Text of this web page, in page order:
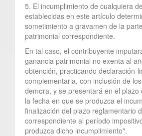
5. El incumplimiento de cualquiera
establecidas en este artículo
sometimiento a gravamen de la
patrimonial correspondiente.
En tal caso, el contribuyente
ganancia patrimonial no exenta al
obtención, practicando declaración-
complementaria, con inclusión de
demora, y se presentará en el plazo
la fecha en que se produzca el
finalización del plazo reglamentario
correspondiente al período
produzca dicho incumplimiento".